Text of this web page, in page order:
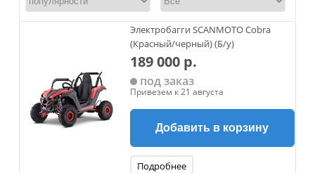
Электробагги SCANMOTO Cobra
(Красный/черный) (Б/у)
189 000 р.
под заказ
Привезем к 21 августа
Добавить в корзину
Подробнее